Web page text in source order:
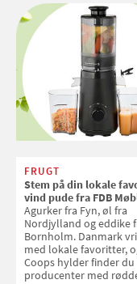
FRUGT
Stem på din lokale
vind pude fra FDB
Agurker fra Fyn, øl fra
Nordjylland og eddike
Bornholm. Danmark
med lokale favoritter,
Coops hylder finder du
producenter med